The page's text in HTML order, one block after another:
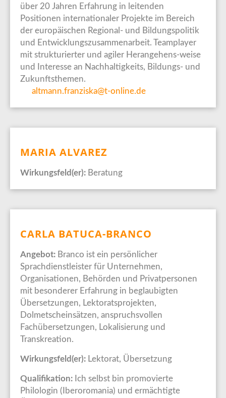
über 20 Jahren Erfahrung in leitenden
Positionen internationaler Projekte im Bereich
der europäischen Regional- und Bildungspolitik
und Entwicklungszusammenarbeit. Teamplayer
mit strukturierter und agiler Herangehens-weise
und Interesse an Nachhaltigkeits, Bildungs- und
Zukunftsthemen.
altmann.franziska@t-online.de
MARIA ALVAREZ
Wirkungsfeld(er): Beratung
CARLA BATUCA-BRANCO
Angebot: Branco ist ein persönlicher
Sprachdienstleister für Unternehmen,
Organisationen, Behörden und Privatpersonen
mit besonderer Erfahrung in beglaubigten
Übersetzungen, Lektoratsprojekten,
Dolmetscheinsätzen, anspruchsvollen
Fachübersetzungen, Lokalisierung und
Transkreation.
Wirkungsfeld(er): Lektorat, Übersetzung
Qualifikation: Ich selbst bin promovierte
Philologin (Iberoromania) und ermächtigte